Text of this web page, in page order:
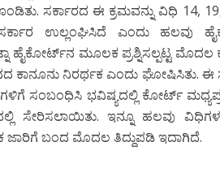
ಸರ್ಕಾರದ ಈ ಕ್ರಮವನ್ನು ವಿಧಿ 14, 19,
ಸರ್ಕಾರ ಉಲ್ಲಂಘಿಸಿದೆ ಎಂದು ಹಲವು
ಹೈಕೋರ್ಟ್‍ನ ಮೂಲಕ ಪ್ರಶ್ನಿಸಲ್ಪಟ್ಟ ಮೊದಲ
ಕಾನೂನು ನಿರರ್ಥಕ ಎಂದು ಘೋಷಿಸಿತು.
ಸಂಬಂಧಿಸಿ ಭವಿಷ್ಯದಲ್ಲಿ ಕೋರ್ಟ್
ಸೇರಿಸಲಾಯಿತು. ಇನ್ನೂ ಹಲವು
ಬಂದ ಮೊದಲ ತಿದ್ದುಪಡಿ ಇದಾಗಿದೆ.